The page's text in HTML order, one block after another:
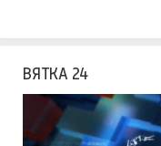
ВЯТКА 24